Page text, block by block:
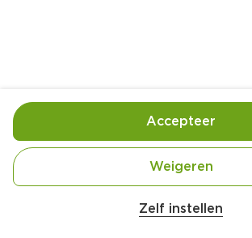
Handige informatie over dit product
Zelf instellen
Weigeren
Accepteer